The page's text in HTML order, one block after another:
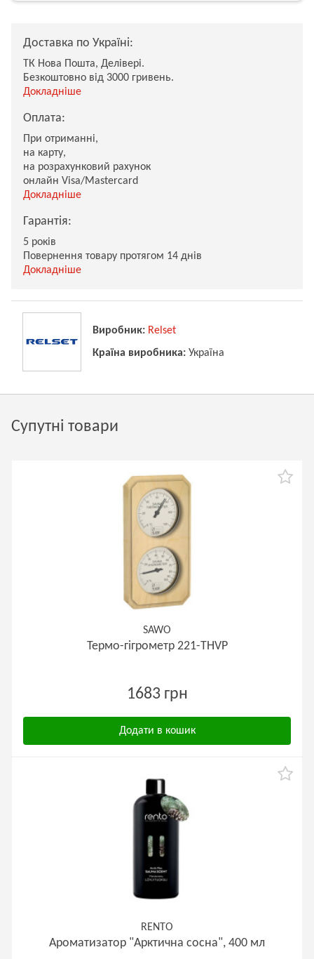
Доставка по Україні:
ТК Нова Пошта, Делівері.
Безкоштовно від 3000 гривень.
Докладніше
Оплата:
При отриманні,
на карту,
на розрахунковий рахунок
онлайн Visa/Mastercard
Докладніше
Гарантія:
5 років
Повернення товару протягом 14 днів
Докладніше
Виробник: Relset
Країна виробника: Україна
Супутні товари
SAWO
Термо-гігрометр 221-THVP
1683 грн
Додати в кошик
RENTO
Ароматизатор "Арктична сосна", 400 мл